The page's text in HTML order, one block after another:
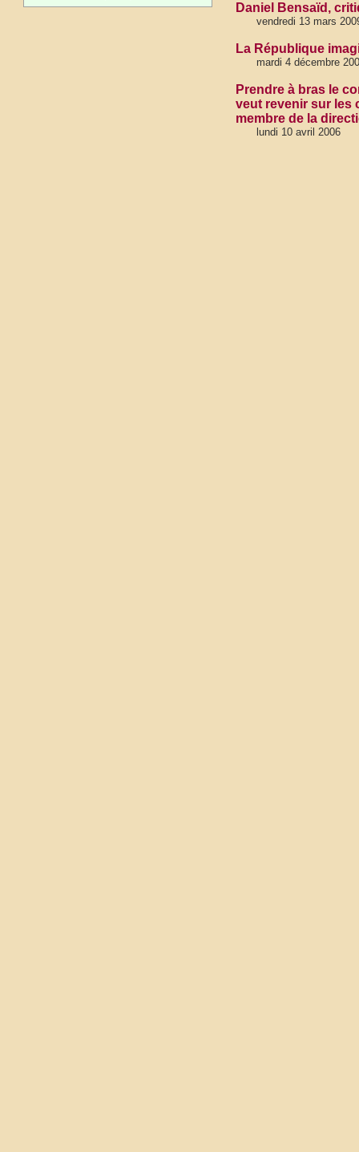
Daniel Bensaïd,
vendredi 13 mars
La République
mardi 4 décembre
Prendre à bras le
veut revenir sur les
membre de la
lundi 10 avril 2006